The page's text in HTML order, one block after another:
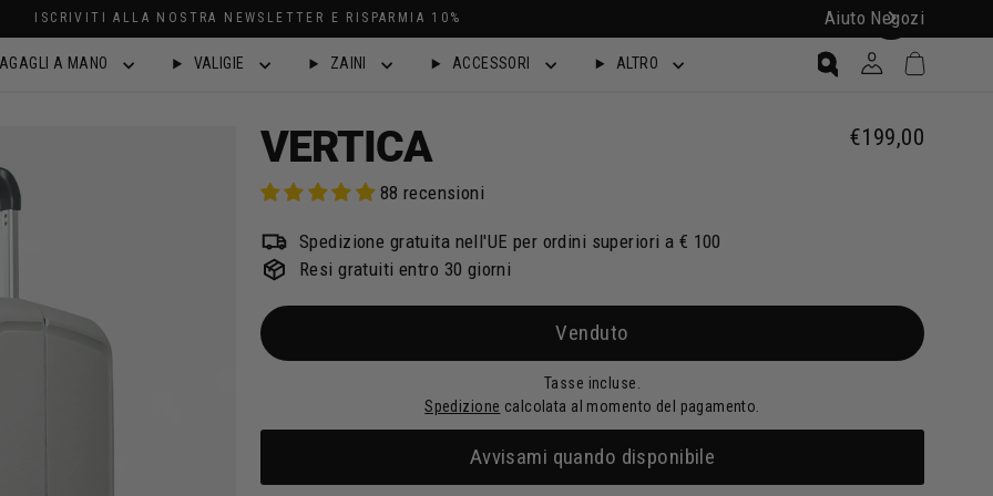
10% Aiuto Negozi
A MANO VALIGIE ZAINI ACCESSORI
ALTRO
Accesso
VERTICA
88 recensioni
Prezzo
€199,00
Spedizione gratuita nell'UE per ordini superiori a € 100
Resi gratuiti entro 30 giorni
Venduto
Tasse incluse.
Spedizione calcolata al momento del pagamento.
Avvisami quando disponibile